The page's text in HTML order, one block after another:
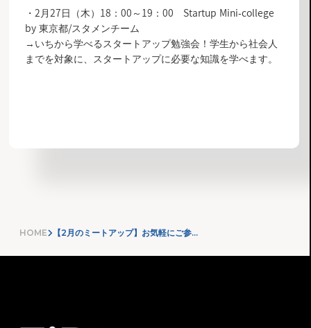
・2月27日（木）18：00～19：00 Startup Mini-college
by 東京都/スタメンチーム
→いちから学べるスタートアップ勉強会！学生から社会人
までを対象に、スタートアップに必要な知識を学べます。
HOME 【2月のミートアップ】お気軽にご参加ください！